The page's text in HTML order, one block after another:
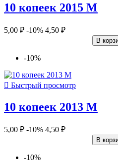
10 копеек 2015 М
5,00 ₽ -10% 4,50 ₽
В
-10%
 Быстрый просмотр
10 копеек 2013 М
5,00 ₽ -10% 4,50 ₽
В
-10%